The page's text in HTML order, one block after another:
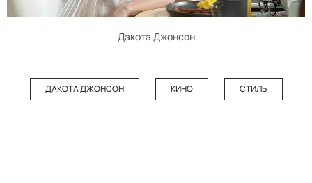
Дакота Джонсон
ДАКОТА ДЖОНСОН КИНО СТИЛЬ